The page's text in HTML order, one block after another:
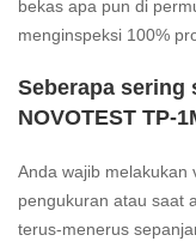
bekas apa pun di
menginspeksi 100%
Seberapa sering
NOVOTEST TP-
Anda wajib melakukan
pengukuran atau saat
terus-menerus